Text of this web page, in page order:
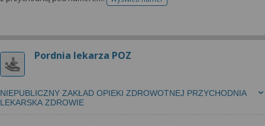
telefonu do rejestracji
Pordnia lekarza POZ
NIEPUBLICZNY ZAKŁAD OPIEKI ZDROWOTNEJ PRZYCHODNIA
LEKARSKA ZDROWIE